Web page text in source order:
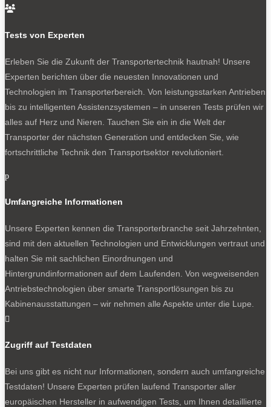

Tests von Experten
Erleben Sie die Zukunft der Transportertechnik hautnah! Unsere
Experten berichten über die neuesten Innovationen und
Technologien im Transporterbereich. Von leistungsstarken Antrieben
bis zu intelligenten Assistenzsystemen – in unseren Tests prüfen wir
alles auf Herz und Nieren. Tauchen Sie ein in die Welt der
Transporter der nächsten Generation und entdecken Sie, wie
fortschrittliche Technik den Transportsektor revolutioniert.
p
Umfangreiche Informationen
Unsere Experten kennen die Transporterbranche seit Jahrzehnten,
sind mit den aktuellen Technologien und Entwicklungen vertraut und
halten Sie mit sachlichen Einordnungen und
Hintergrundinformationen auf dem Laufenden. Von wegweisenden
Antriebstechnologien über smarte Transportlösungen bis zu
Kabinenausstattungen – wir nehmen alle Aspekte unter die Lupe.

Zugriff auf Testdaten
Bei uns gibt es nicht nur Informationen, sondern auch umfangreiche
Testdaten! Unsere Experten prüfen laufend Transporter aller
europäischen Hersteller in aufwendigen Tests, um Ihnen detaillierte